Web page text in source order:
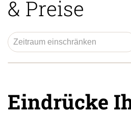
& Preise
Eindrücke